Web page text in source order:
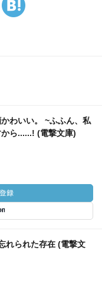
わいい。 ~ふふん、私
ら......! (電撃文庫)
れられた存在 (電撃文